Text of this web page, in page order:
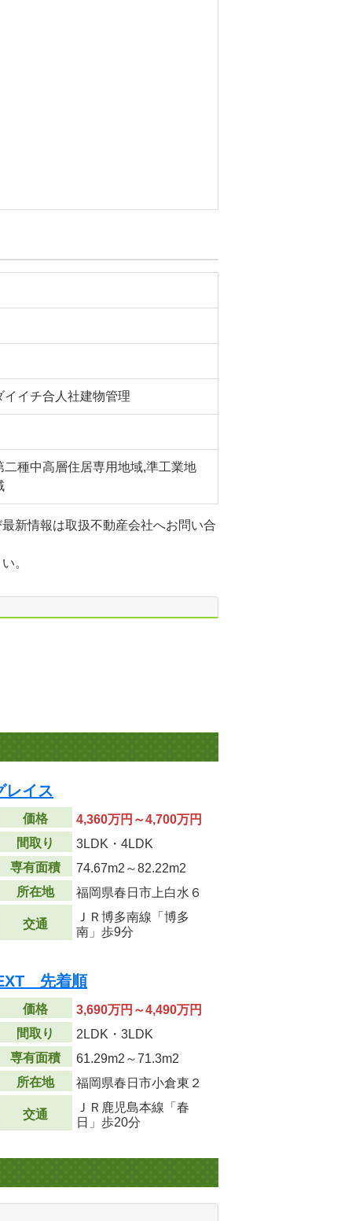
イイチ合人社建物管理
二種中高層住居専用地域,準工業地
新情報は取扱不動産会社へお問い合
。
レイス
価格
4,360万円～4,700万円
間取り
3LDK・4LDK
専有面積
74.67m2 ～82.22m2
所在地
福岡県春日市上白水６
交通
ＪＲ博多南線「博多
南」歩9分
先着順
価格
3,690万円～4,490万円
間取り
2LDK・3LDK
専有面積
61.29m2 ～71.3m2
所在地
福岡県春日市小倉東２
交通
ＪＲ鹿児島本線「春
日」歩20分